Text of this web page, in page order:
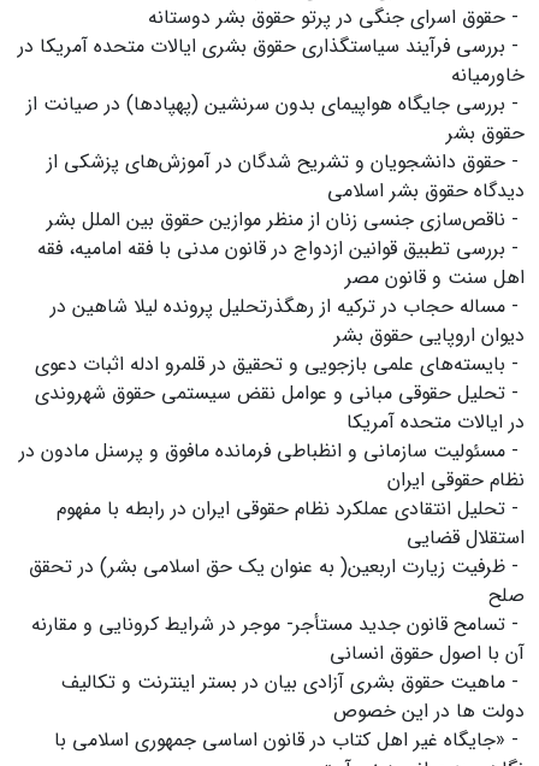
- حقوق اسرای جنگی در پرتو حقوق بشر دوستانه
- بررسی فرآیند سیاستگذاری حقوق بشری ایالات متحده آمریکا در
خاورمیانه
- بررسی جایگاه هواپیمای بدون سرنشین (پهپادها) در صیانت از
حقوق بشر
- حقوق دانشجویان و تشریح شدگان در آموزش‌های پزشکی از
دیدگاه حقوق بشر اسلامی
- ناقص‌سازی جنسی زنان از منظر موازین حقوق بین الملل بشر
- بررسی تطبیق قوانین ازدواج در قانون مدنی با فقه امامیه، فقه
اهل سنت و قانون مصر
- مساله حجاب در ترکیه از رهگذرتحلیل پرونده لیلا شاهین در
دیوان اروپایی حقوق بشر
- بایسته‌های علمی بازجویی و تحقیق در قلمرو ادله اثبات دعوی
- تحلیل حقوقی مبانی و عوامل نقض سیستمی حقوق شهروندی
در ایالات متحده آمریکا
- مسئولیت سازمانی و انظباطی فرمانده مافوق و پرسنل مادون در
نظام حقوقی ایران
- تحلیل انتقادی عملکرد نظام حقوقی ایران در رابطه با مفهوم
استقلال قضایی
- ظرفیت زیارت اربعین( به عنوان یک حق اسلامی بشر) در تحقق
صلح
- تسامح قانون جدید مستأجر- موجر در شرایط کرونایی و مقارنه
آن با اصول حقوق انسانی
- ماهیت حقوق بشری آزادی بیان در بستر اینترنت و تکالیف
دولت ها در این خصوص
- «جایگاه غیر اهل کتاب در قانون اساسی جمهوری اسلامی با